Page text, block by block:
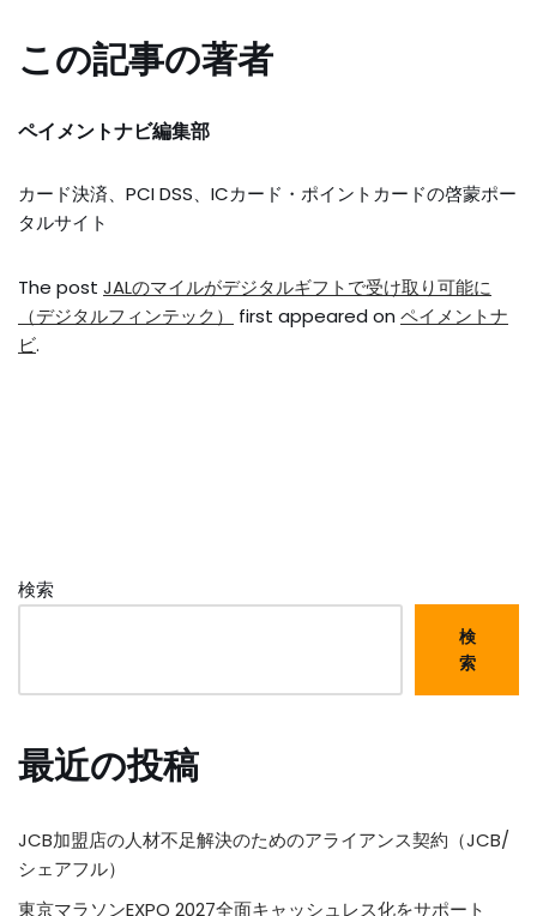
この記事の著者
ペイメントナビ編集部
カード決済、PCI DSS、ICカード・ポイントカードの啓蒙ポー
タルサイト
The post JALのマイルがデジタルギフトで受け取り可能に
（デジタルフィンテック）
first appeared on ペイメントナ
ビ.
検索
検
索
最近の投稿
JCB加盟店の人材不足解決のためのアライアンス契約（JCB/
シェアフル）
東京マラソンEXPO 2027全面キャッシュレス化をサポート